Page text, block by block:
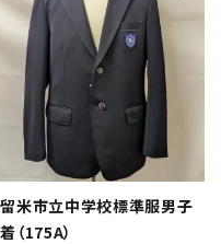
米市立中学校標準服男子
（175A）